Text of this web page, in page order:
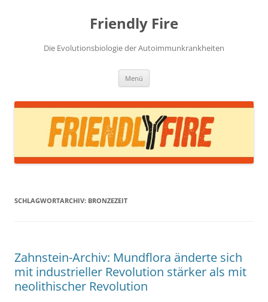
Friendly Fire
Die Evolutionsbiologie der Autoimmunkrankheiten
Menü
SCHLAGWORTARCHIV: BRONZEZEIT
Zahnstein-Archiv: Mundflora änderte sich
mit industrieller Revolution stärker als mit
neolithischer Revolution